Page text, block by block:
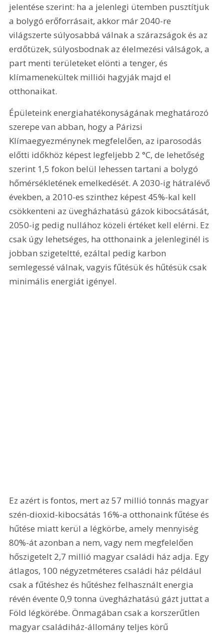
jelentése szerint: ha a jelenlegi ütemben pusztítjuk
a bolygó erőforrásait, akkor már 2040-re
világszerte súlyosabbá válnak a szárazságok és az
erdőtüzek, súlyosbodnak az élelmezési válságok, a
part menti területeket elönti a tenger, és
klímamenekültek milliói hagyják majd el
otthonaikat.
Épületeink energiahatékonyságának meghatározó
szerepe van abban, hogy a Párizsi
Klímaegyezménynek megfelelően, az iparosodás
előtti időkhöz képest legfeljebb 2 °C, de lehetőség
szerint 1,5 fokon belül lehessen tartani a bolygó
hőmérsékletének emelkedését. A 2030-ig hátralévő
években, a 2010-es szinthez képest 45%-kal kell
csökkenteni az üvegházhatású gázok kibocsátását,
2050-ig pedig nullához közeli értéket kell elérni. Ez
csak úgy lehetséges, ha otthonaink a jelenleginél is
jobban szigeteltté, ezáltal pedig karbon
semlegessé válnak, vagyis fűtésük és hűtésük csak
minimális energiát igényel.
Ez azért is fontos, mert az 57 millió tonnás magyar
szén-dioxid-kibocsátás 16%-a otthonaink fűtése és
hűtése miatt kerül a légkörbe, amely mennyiség
80%-át azonban a nem, vagy nem megfelelően
hőszigetelt 2,7 millió magyar családi ház adja. Egy
átlagos, 100 négyzetméteres családi ház például
csak a fűtéshez és hűtéshez felhasznált energia
révén évente 0,9 tonna üvegházhatású gázt juttat a
Föld légkörébe. Önmagában csak a korszerűtlen
magyar családiház-állomány teljes körű